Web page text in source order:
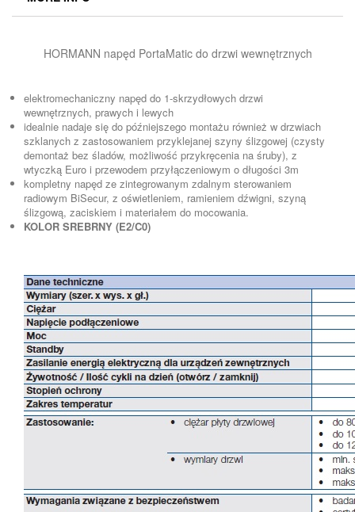
HORMANN napęd PortaMatic do drzwi wewnętrznych
elektromechaniczny napęd do 1-skrzydłowych drzwi
wewnętrznych, prawych i lewych
idealnie nadaje się do późniejszego montażu również w drzwiach
szklanych z zastosowaniem przyklejanej szyny ślizgowej (czysty
demontaż bez śladów, możliwość przykręcenia na śruby), z
wtyczką Euro i przewodem przyłączeniowym o długości 3m
kompletny napęd ze zintegrowanym zdalnym sterowaniem
radiowym BiSecur, z oświetleniem, ramieniem dźwigni, szyną
ślizgową, zaciskiem i materiałem do mocowania.
KOLOR SREBRNY (E2/C0)